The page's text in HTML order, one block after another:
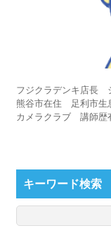
フジクラデンキ店長
熊谷市在住 足利市生
カメラクラブ 講師歴
キーワード検索